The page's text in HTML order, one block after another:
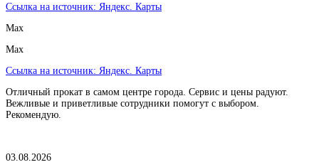
Ссылка на источник: Яндекс. Карты
Max
Max
Ссылка на источник: Яндекс. Карты
Отличный прокат в самом центре города. Сервис и цены радуют.
Вежливые и приветливые сотрудники помогут с выбором.
Рекомендую.
03.08.2026